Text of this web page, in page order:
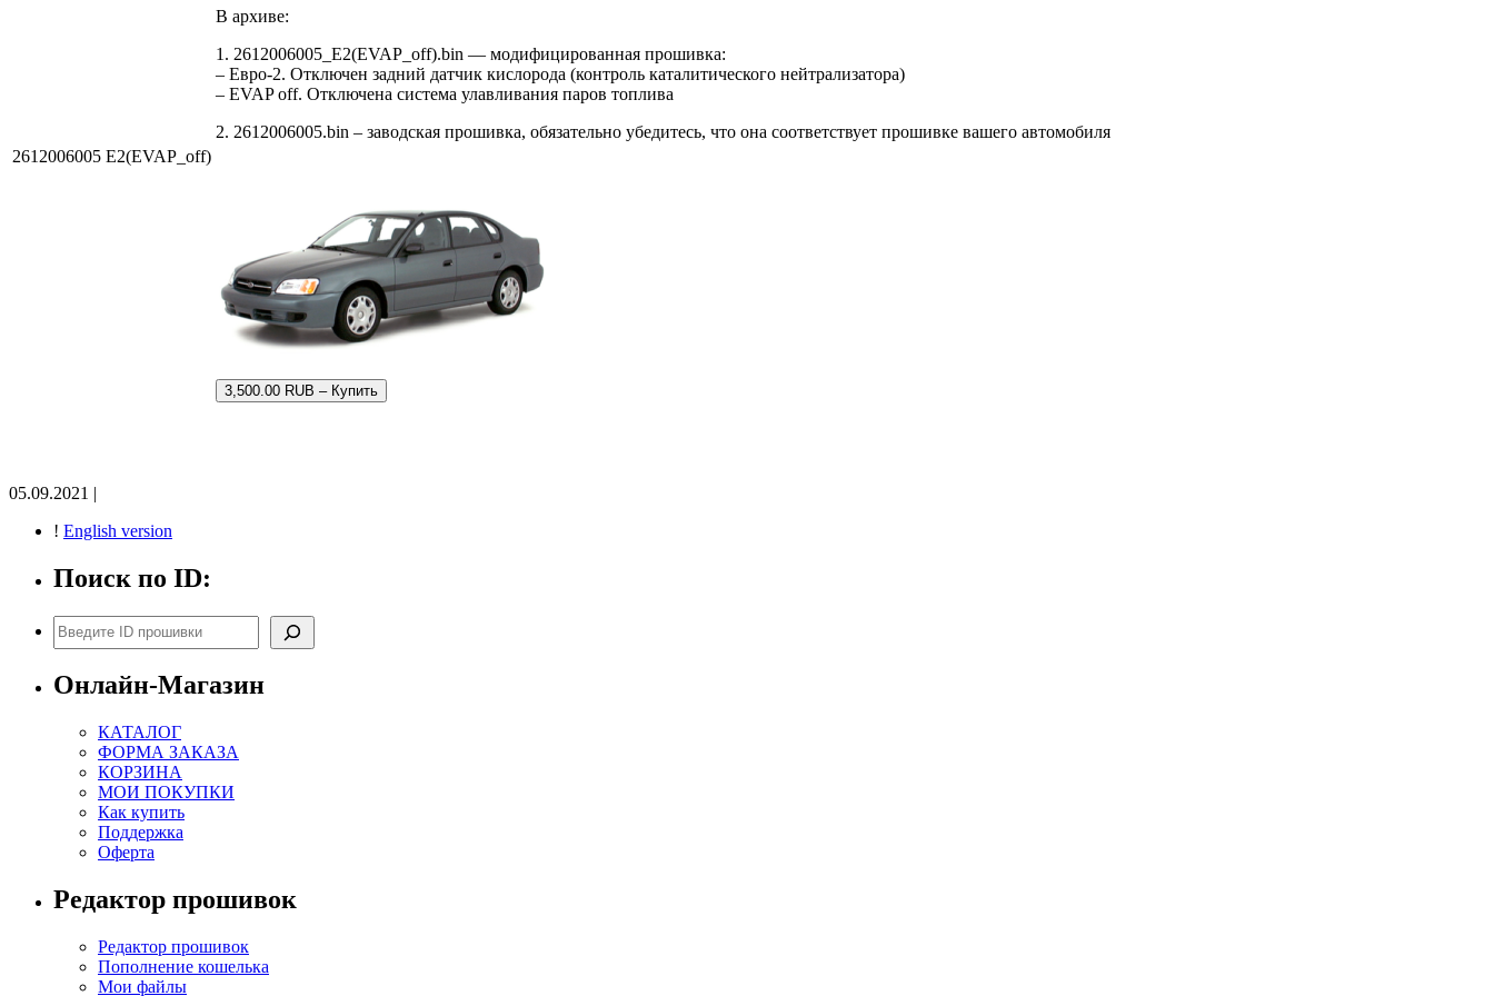
2612006005 E2(EVAP_off)
В архиве:
1. 2612006005_E2(EVAP_off).bin — модифицированная прошивка:
– Евро-2. Отключен задний датчик кислорода (контроль каталитического нейтрализатора)
– EVAP off. Отключена система улавливания паров топлива
2. 2612006005.bin – заводская прошивка, обязательно убедитесь, что она соответствует прошивке вашего автомобиля
3,500.00 RUB – Купить
05.09.2021 |
! English version
Поиск по ID:
Поиск
Онлайн-Магазин
КАТАЛОГ
ФОРМА ЗАКАЗА
КОРЗИНА
МОИ ПОКУПКИ
Как купить
Поддержка
Оферта
Редактор прошивок
Редактор прошивок
Пополнение кошелька
Мои файлы